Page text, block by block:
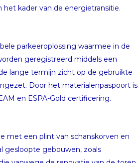
kader van de energietransitie.
parkeeroplossing waarmee in de
geregistreerd middels een
lange termijn zicht op de gebruikte
Door het materialenpaspoort is
en ESPA-Gold certificering.
met een plint van schanskorven en
gesloopte gebouwen, zoals